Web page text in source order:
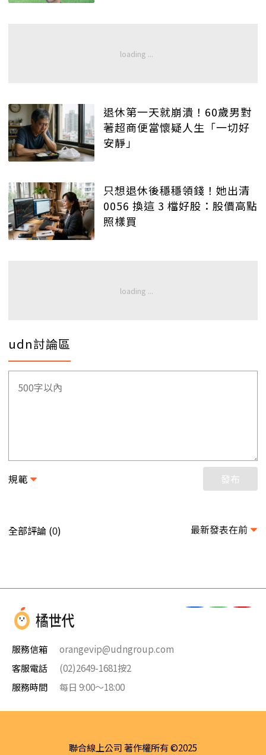
退休第一天就崩潰！60歲男對
著超商便當懷疑人生「一切好
安靜」
只想退休後穩穩領錢！她出清
0056 換這 3 檔好股：股價高點
照樣買
udn討論區
規範 發布
全部評論 (0) 最新發表在前
服務信箱
orangevip@udngroup.com
客服電話
(02)2649-1681按2
服務時間
每日 9:00～18:00
聯合線上公司 著作權所有 ©2025